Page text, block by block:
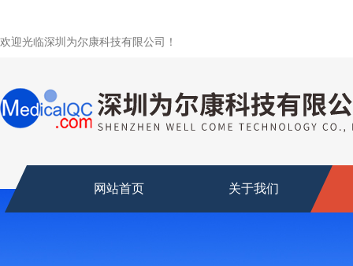
欢迎光临深圳为尔康科技有限公司！
网站首页 关于我们